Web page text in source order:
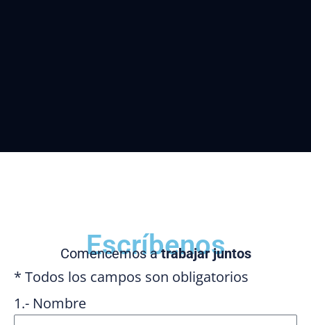
Escríbenos
Comencemos atrabajar juntos
* Todos los campos son obligatorios
1.- Nombre